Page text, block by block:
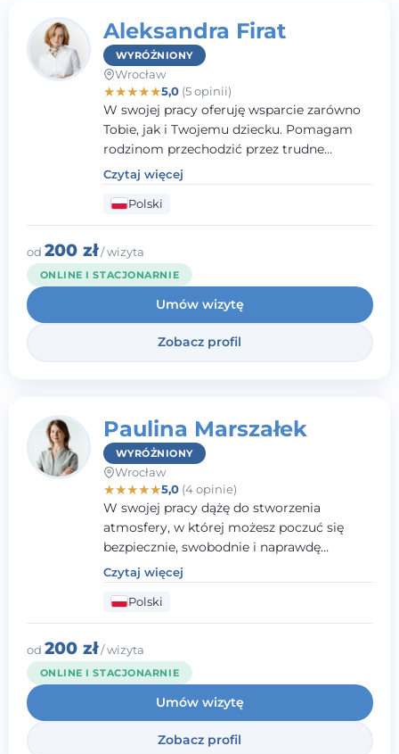
Aleksandra Firat
WYRÓŻNIONY
Wrocław
★★★★★5,0(5 opinii)
W swojej pracy oferuję wsparcie zarówno
Tobie, jak i Twojemu dziecku. Pomagam
rodzinom przechodzić przez trudne
momenty, opierając współpracę na
wzajemnym zaufaniu i otwartej
komunikacji. Posiadam doświadczenie w
pracy z dziećmi i młodzieżą mierzącymi się
z różnorodnymi trudnościami
emocjonalnymi oraz rozwojowymi.
Czytaj więcej
Polski
od 200 zł/ wizyta
ONLINE I STACJONARNIE
Umów wizytę
Zobacz profil
Paulina Marszałek
WYRÓŻNIONY
Wrocław
★★★★★5,0(4 opinie)
W swojej pracy dążę do stworzenia
atmosfery, w której możesz poczuć się
bezpiecznie, swobodnie i naprawdę
wysłuchany(-a). Zależy mi na
towarzyszeniu Ci w drodze do większego
dobrostanu, lepszego poznania siebie oraz
budowania wartościowych i
satysfakcjonujących relacji - zarówno z
innymi, jak i z samym sobą. Możliwość
bycia częścią tego procesu traktuję jako
duże wyróżnienie.
Czytaj więcej
Polski
od 200 zł/ wizyta
ONLINE I STACJONARNIE
Umów wizytę
Zobacz profil